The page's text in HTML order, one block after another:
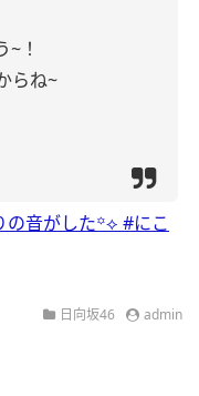
！
らね~
の音がした‎꙳⟡ #にこ
日向坂46 admin